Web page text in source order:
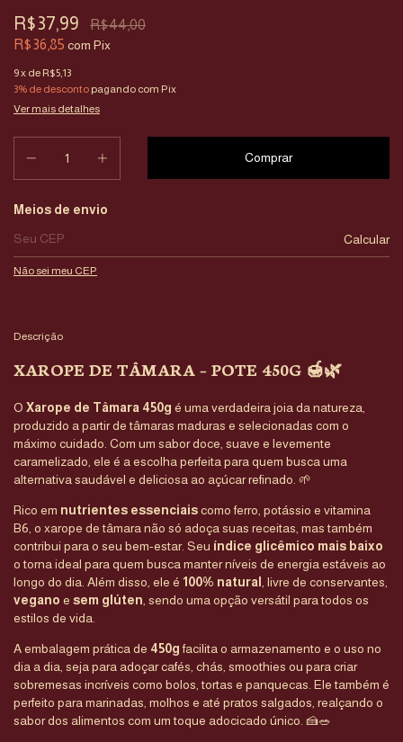
R$37,99
R$44,00
R$36,85 com Pix
9x de R$5,13
3% de desconto pagando com Pix
Ver mais detalhes
Entregas para o CEP:
Meios de envio
Calcular
Não sei meu CEP
Descrição
XAROPE DE TÂMARA – POTE 450G 🍯🌿
O Xarope de Tâmara 450g é uma verdadeira joia da natureza,
produzido a partir de tâmaras maduras e selecionadas com o
máximo cuidado. Com um sabor doce, suave e levemente
caramelizado, ele é a escolha perfeita para quem busca uma
alternativa saudável e deliciosa ao açúcar refinado. 🌱
Rico em nutrientes essenciaiscomo ferro, potássio e vitamina
B6, o xarope de tâmara não só adoça suas receitas, mas também
contribui para o seu bem-estar. Seu índice glicêmico mais baixo
o torna ideal para quem busca manter níveis de energia estáveis ao
longo do dia. Além disso, ele é 100% natural
, livre de conservantes,
vegano e sem glúten , sendo uma opção versátil para todos os
estilos de vida.
A embalagem prática de 450gfacilita o armazenamento e o uso no
dia a dia, seja para adoçar cafés, chás, smoothies ou para criar
sobremesas incríveis como bolos, tortas e panquecas. Ele também é
perfeito para marinadas, molhos e até pratos salgados, realçando o
sabor dos alimentos com um toque adocicado único. 🍰🥗